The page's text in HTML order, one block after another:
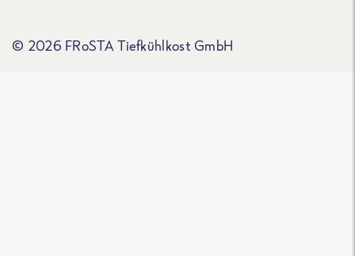
© 2026 FRoSTA Tiefkühlkost GmbH